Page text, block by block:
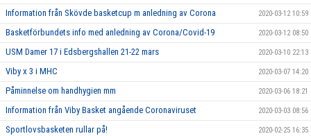
Information från Skövde basketcup m anledning av Corona 2020-03-12 10:59
Basketförbundets info med anledning av Corona/Covid-19 2020-03-12 08:50
USM Damer 17 i Edsbergshallen 21-22 mars 2020-03-10 22:13
Viby x 3 i MHC 2020-03-07 14:20
Påminnelse om handhygien mm 2020-03-06 18:21
Information från Viby Basket angående Coronaviruset 2020-03-03 08:56
Sportlovsbasketen rullar på! 2020-02-25 16:35